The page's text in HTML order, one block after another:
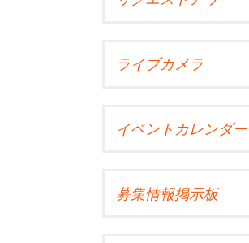
ライブカメラ
イベントカレンダー
募集情報掲示板